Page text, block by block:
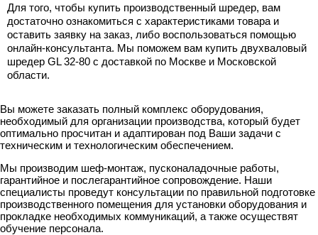
Для того, чтобы купить производственный шредер, вам
достаточно ознакомиться с характеристиками товара и
оставить заявку на заказ, либо воспользоваться помощью
онлайн-консультанта. Мы поможем вам купить двухваловый
шредер GL 32-80 с доставкой по Москве и Московской
области.
Вы можете заказать полный комплекс оборудования,
необходимый для организации производства, который будет
оптимально просчитан и адаптирован под Ваши задачи с
техническим и технологическим обеспечением.
Мы производим шеф-монтаж, пусконаладочные работы,
гарантийное и послегарантийное сопровождение. Наши
специалисты проведут консультации по правильной подготовке
производственного помещения для установки оборудования и
прокладке необходимых коммуникаций, а также осуществят
обучение персонала.